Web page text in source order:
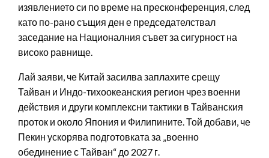
изявлението си по време на пресконференция, след
като по-рано същия ден е председателствал
заседание на Националния съвет за сигурност на
високо равнище.
Лай заяви, че Китай засилва заплахите срещу
Тайван и Индо-тихоокеанския регион чрез военни
действия и други комплексни тактики в Тайванския
проток и около Япония и Филипините. Той добави, че
Пекин ускорява подготовката за „военно
обединение с Тайван“ до 2027 г.